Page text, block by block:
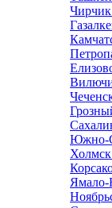
Чирчик
Южно-
Холмск
Ямало-